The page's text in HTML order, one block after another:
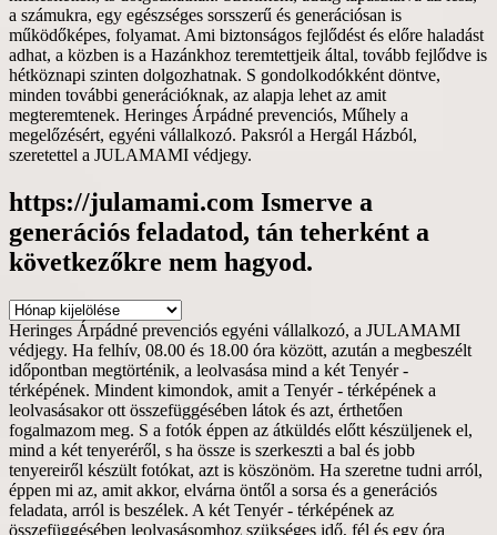
https://julamami.com Ismerve a
generációs feladatod, tán teherként a
következőkre nem hagyod.
https://julamami.com
Ismerve
a
generációs
feladatod,
tán
teherként
a
következőkre
nem
hagyod.
Heringes Árpádné prevenciós egyéni vállalkozó, a JULAMAMI
védjegy. Ha felhív, 08.00 és 18.00 óra között, azután a megbeszélt
időpontban megtörténik, a leolvasása mind a két Tenyér -
térképének. Mindent kimondok, amit a Tenyér - térképének a
leolvasásakor ott összefüggésében látok és azt, érthetően
fogalmazom meg. S a fotók éppen az átküldés előtt készüljenek el,
mind a két tenyeréről, s ha össze is szerkeszti a bal és jobb
tenyereiről készült fotókat, azt is köszönöm. Ha szeretne tudni arról,
éppen mi az, amit akkor, elvárna öntől a sorsa és a generációs
feladata, arról is beszélek. A két Tenyér - térképének az
összefüggésében leolvasásomhoz szükséges idő, fél és egy óra